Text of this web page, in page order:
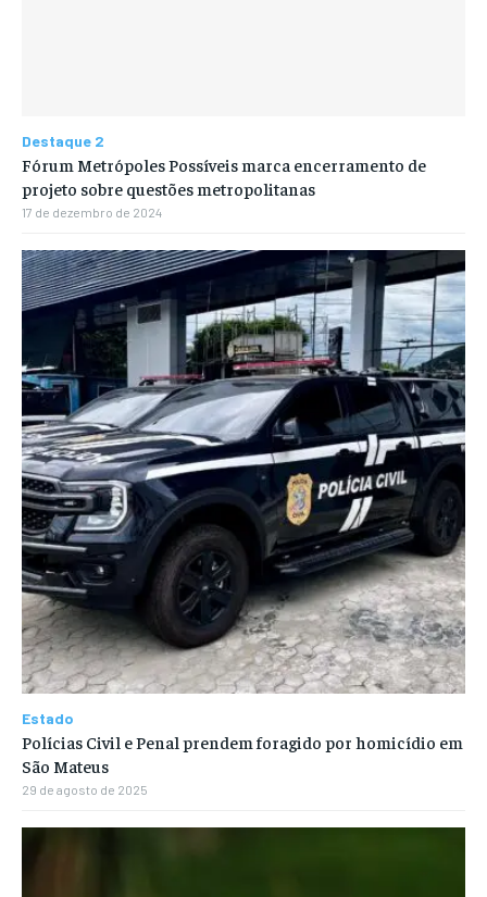
Destaque 2
Fórum Metrópoles Possíveis marca encerramento de
projeto sobre questões metropolitanas
17 de dezembro de 2024
Estado
Polícias Civil e Penal prendem foragido por homicídio em
São Mateus
29 de agosto de 2025